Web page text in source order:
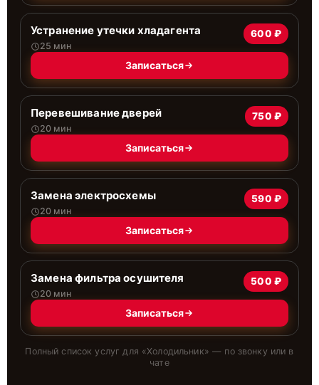
Устранение утечки хладагента
25 мин
600 ₽
Записаться
Перевешивание дверей
20 мин
750 ₽
Записаться
Замена электросхемы
20 мин
590 ₽
Записаться
Замена фильтра осушителя
20 мин
500 ₽
Записаться
Полный список услуг для «Холодильник» — по звонку или в
чате